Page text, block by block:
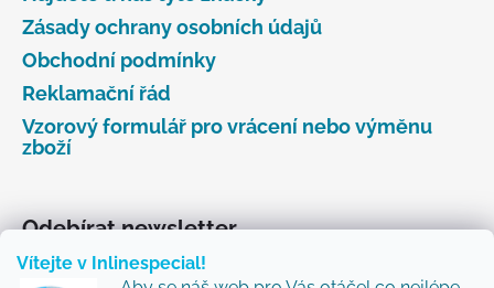
Vítejte v Inlinespecial!
Zásady ochrany osobních údajů
Obchodní podmínky
Reklamační řád
Vzorový formulář pro vrácení nebo výměnu
zboží
Odebírat newsletter
Vložte svůj e-mail a my vám budeme zasílat informace